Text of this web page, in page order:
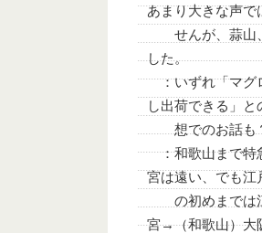
あまり大きな声で
せんが、蒜山、
した。
：いずれ「マグ
し出荷できる」と
想でのお話も
：和歌山まで特
宮は遠い、でも江
の初めまでは
宮→（和歌山）大